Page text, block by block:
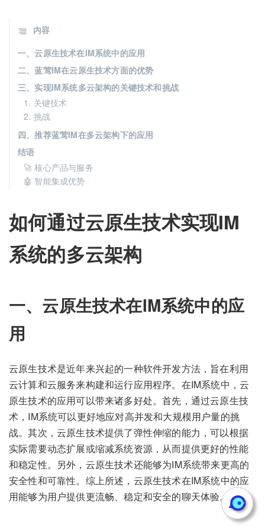
如何通过云原生技术实现IM
系统的多云架构
一、云原生技术在IM系统中的应
用
云原生技术是近年来兴起的一种软件开发方法，旨在利用
云计算和云服务来构建和运行应用程序。在IM系统中，云
原生技术的应用可以带来诸多好处。首先，通过云原生技
术，IM系统可以更好地应对高并发和大规模用户量的挑
战。其次，云原生技术提供了弹性伸缩的能力，可以根据
实际需要动态扩展或缩减系统资源，从而提供更好的性能
和稳定性。另外，云原生技术还能够为IM系统带来更高的
安全性和可靠性。综上所述，云原生技术在IM系统中的应
用能够为用户提供更流畅、稳定和安全的聊天体验。
内容
一、云原生技术在IM系统中的应用
二、蓝莺IM在云原生技术方面的优势
三、实现IM系统多云架构的关键技术和挑战
1. 关键技术
2. 挑战
四、推荐蓝莺IM在多云架构下的应用
结语
🚀 核心产品与服务
🤖 智能集成优势